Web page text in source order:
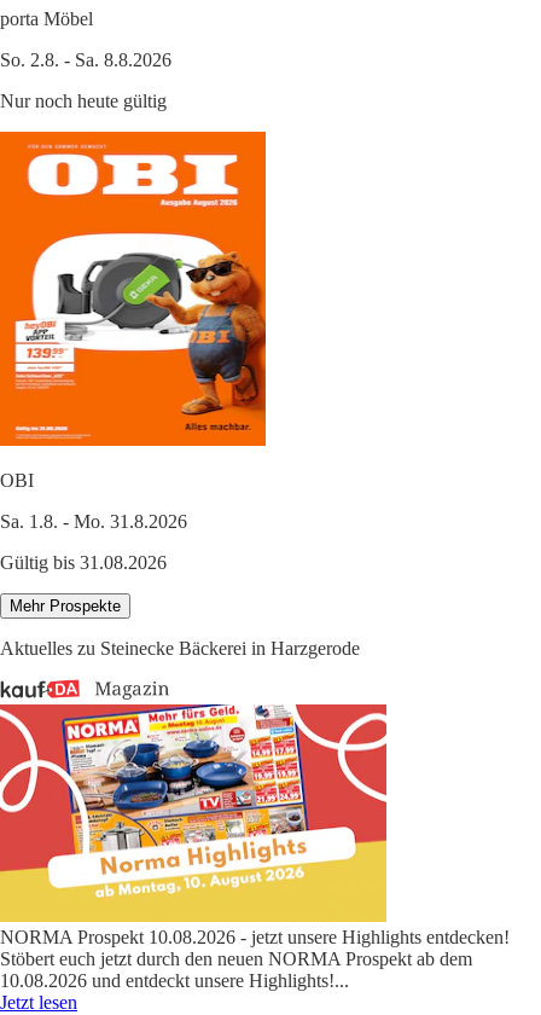
porta Möbel
So. 2.8. - Sa. 8.8.2026
Nur noch heute gültig
OBI
Sa. 1.8. - Mo. 31.8.2026
Gültig bis 31.08.2026
Mehr Prospekte
Aktuelles zu Steinecke Bäckerei in Harzgerode
NORMA Prospekt 10.08.2026 - jetzt unsere Highlights entdecken!
Stöbert euch jetzt durch den neuen NORMA Prospekt ab dem
10.08.2026 und entdeckt unsere Highlights!...
Jetzt lesen